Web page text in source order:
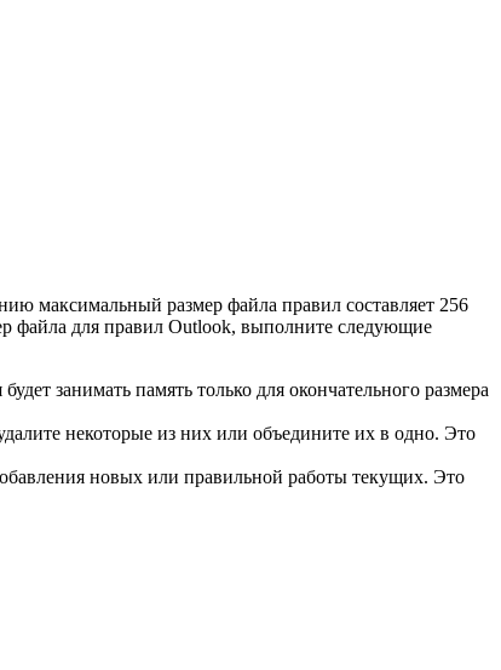
максимальный размер файла правил составляет 256
файла для правил Outlook, выполните следующие
занимать память только для окончательного размера
некоторые из них или объедините их в одно. Это
новых или правильной работы текущих. Это